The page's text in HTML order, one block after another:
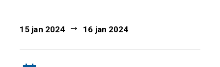
15 jan 2024 16 jan 2024